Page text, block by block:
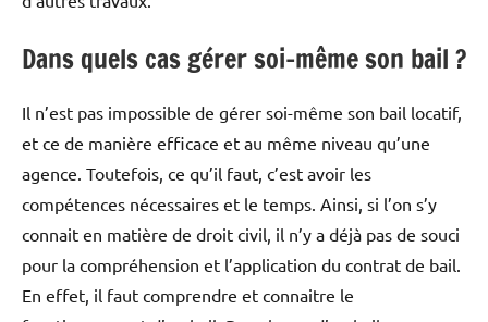
Dans quels cas gérer soi-même son bail ?
Il n’est pas impossible de gérer soi-même son bail locatif,
et ce de manière efficace et au même niveau qu’une
agence. Toutefois, ce qu’il faut, c’est avoir les
compétences nécessaires et le temps. Ainsi, si l’on s’y
connait en matière de droit civil, il n’y a déjà pas de souci
pour la compréhension et l’application du contrat de bail.
En effet, il faut comprendre et connaitre le